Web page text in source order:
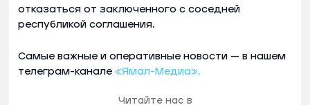
отказаться от заключенного с соседней
республикой соглашения.
Самые важные и оперативные новости — в нашем
телеграм-канале «Ямал-Медиа».
Читайте нас в